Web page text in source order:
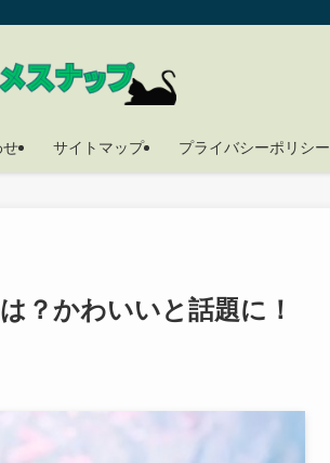
せ サイトマップ プライバシーポリシー
？かわいいと話題に！